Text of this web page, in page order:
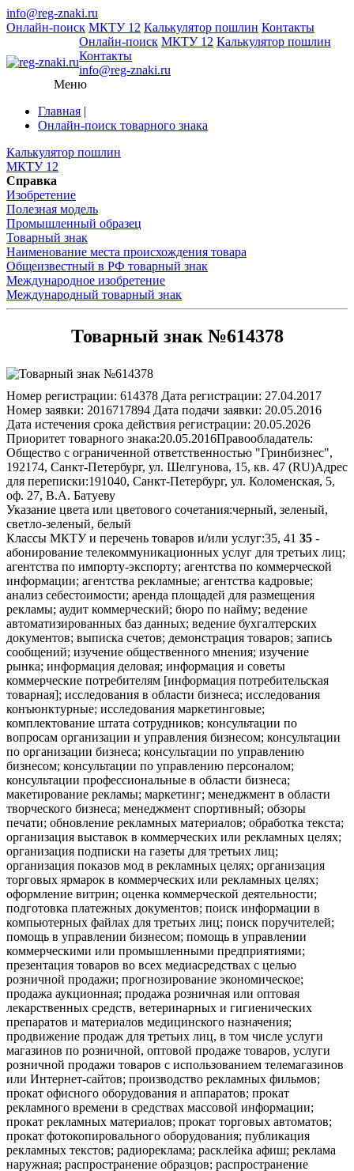
info@reg-znaki.ru
Онлайн-поиск МКТУ 12 Калькулятор пошлин Контакты
Онлайн-поиск МКТУ 12 Калькулятор пошлин
Контакты
info@reg-znaki.ru
Меню
Главная |
Онлайн-поиск товарного знака
Калькулятор пошлин
МКТУ 12
Справка
Изобретение
Полезная модель
Промышленный образец
Товарный знак
Наименование места происхождения товара
Общеизвестный в РФ товарный знак
Международное изобретение
Международный товарный знак
Товарный знак №614378
Номер регистрации: 614378 Дата регистрации: 27.04.2017
Номер заявки: 2016717894 Дата подачи заявки: 20.05.2016
Дата истечения срока действия регистрации: 20.05.2026
Приоритет товарного знака:20.05.2016Правообладатель:
Общество с ограниченной ответственностью "Гринбизнес",
192174, Санкт-Петербург, ул. Шелгунова, 15, кв. 47 (RU)Адрес
для переписки:191040, Санкт-Петербург, ул. Коломенская, 5,
оф. 27, В.А. Батуеву
Указание цвета или цветового сочетания:черный, зеленый,
светло-зеленый, белый
Классы МКТУ и перечень товаров и/или услуг:35, 41 35 -
абонирование телекоммуникационных услуг для третьих лиц;
агентства по импорту-экспорту; агентства по коммерческой
информации; агентства рекламные; агентства кадровые;
анализ себестоимости; аренда площадей для размещения
рекламы; аудит коммерческий; бюро по найму; ведение
автоматизированных баз данных; ведение бухгалтерских
документов; выписка счетов; демонстрация товаров; запись
сообщений; изучение общественного мнения; изучение
рынка; информация деловая; информация и советы
коммерческие потребителям [информация потребительская
товарная]; исследования в области бизнеса; исследования
конъюнктурные; исследования маркетинговые;
комплектование штата сотрудников; консультации по
вопросам организации и управления бизнесом; консультации
по организации бизнеса; консультации по управлению
бизнесом; консультации по управлению персоналом;
консультации профессиональные в области бизнеса;
макетирование рекламы; маркетинг; менеджмент в области
творческого бизнеса; менеджмент спортивный; обзоры
печати; обновление рекламных материалов; обработка текста;
организация выставок в коммерческих или рекламных целях;
организация подписки на газеты для третьих лиц;
организация показов мод в рекламных целях; организация
торговых ярмарок в коммерческих или рекламных целях;
оформление витрин; оценка коммерческой деятельности;
подготовка платежных документов; поиск информации в
компьютерных файлах для третьих лиц; поиск поручителей;
помощь в управлении бизнесом; помощь в управлении
коммерческими или промышленными предприятиями;
презентация товаров во всех медиасредствах с целью
розничной продажи; прогнозирование экономическое;
продажа аукционная; продажа розничная или оптовая
лекарственных средств, ветеринарных и гигиенических
препаратов и материалов медицинского назначения;
продвижение продаж для третьих лиц, в том числе услуги
магазинов по розничной, оптовой продаже товаров, услуги
розничной продажи товаров с использованием телемагазинов
или Интернет-сайтов; производство рекламных фильмов;
прокат офисного оборудования и аппаратов; прокат
рекламного времени в средствах массовой информации;
прокат рекламных материалов; прокат торговых автоматов;
прокат фотокопировального оборудования; публикация
рекламных текстов; радиореклама; расклейка афиш; реклама
наружная; распространение образцов; распространение